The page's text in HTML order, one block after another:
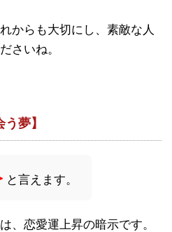
からも大切にし、素敵な人
さいね。
夢】
と言えます。
、恋愛運上昇の暗示です。